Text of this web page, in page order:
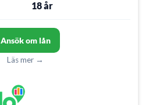
18 år
Ansök om lån
Läs mer →